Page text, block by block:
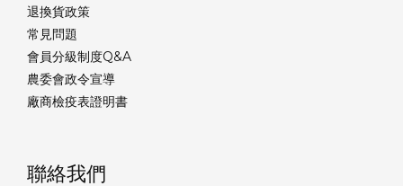
退換貨政策
常見問題
會員分級制度Q&A
農委會政令宣導
廠商檢疫表證明書
聯絡我們